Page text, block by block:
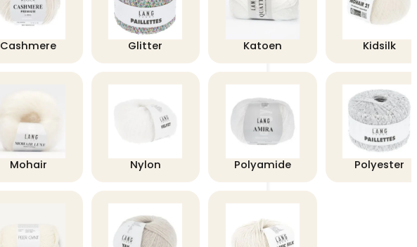
Cashmere Glitter Katoen Kidsilk
Mohair Nylon Polyamide Polyester